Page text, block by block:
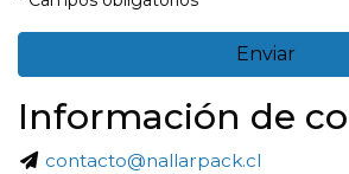
Información de
contacto@nallarpack.cl